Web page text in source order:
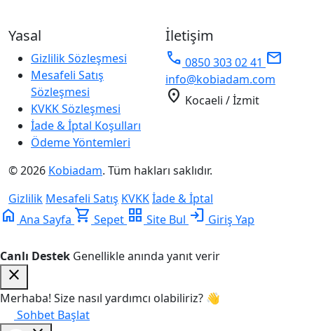
Yasal
Gizlilik Sözleşmesi
Mesafeli Satış
Sözleşmesi
KVKK Sözleşmesi
İade & İptal Koşulları
Ödeme Yöntemleri
İletişim
phone 0850 303 02 41 mail
info@kobiadam.com
location_on Kocaeli / İzmit
© 2026 Kobiadam. Tüm hakları saklıdır.
Gizlilik Mesafeli Satış KVKKİade & İptal
home Ana Sayfa shopping_cart Sepet grid_view Site Bul login Giriş Yap
Canlı Destek Genellikle anında yanıt verir
close
Merhaba! Size nasıl yardımcı olabiliriz? 👋
Sohbet Başlat